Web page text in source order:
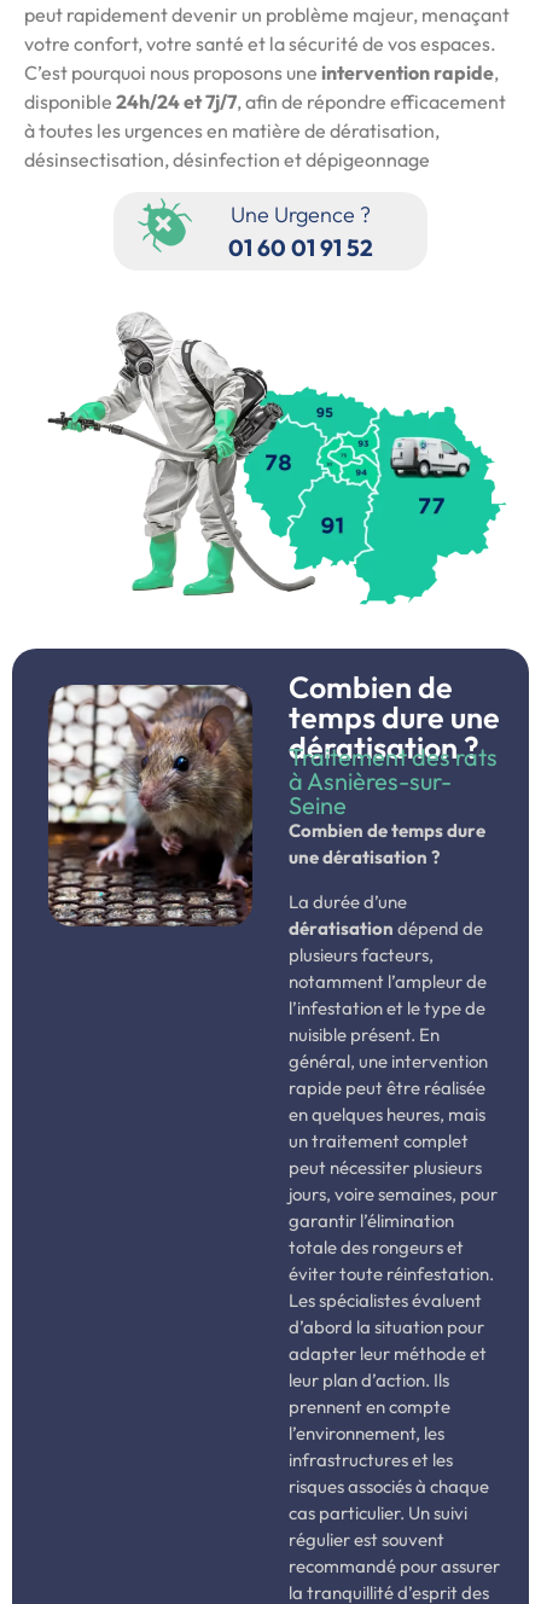
peut rapidement devenir un problème majeur, menaçant
votre confort, votre santé et la sécurité de vos espaces.
C’est pourquoi nous proposons une intervention rapide,
disponible 24h/24 et 7j/7, afin de répondre efficacement
à toutes les urgences en matière de dératisation,
désinsectisation, désinfection et dépigeonnage
Une Urgence ?
01 60 01 91 52
Combien de
temps dure une
dératisation ?
Traitement des rats
à Asnières-sur-
Seine
Combien de temps dure
une dératisation ?
La durée d’une
dératisation dépend de
plusieurs facteurs,
notamment l’ampleur de
l’infestation et le type de
nuisible présent. En
général, une intervention
rapide peut être réalisée
en quelques heures, mais
un traitement complet
peut nécessiter plusieurs
jours, voire semaines, pour
garantir l’élimination
totale des rongeurs et
éviter toute réinfestation.
Les spécialistes évaluent
d’abord la situation pour
adapter leur méthode et
leur plan d’action. Ils
prennent en compte
l’environnement, les
infrastructures et les
risques associés à chaque
cas particulier. Un suivi
régulier est souvent
recommandé pour assurer
la tranquillité d’esprit des